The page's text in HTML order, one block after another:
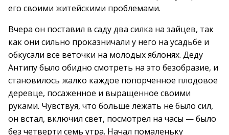
его своими житейскими проблемами.
Вчера он поставил в саду два силка на зайцев, так
как они сильно проказничали у него на усадьбе и
обкусали все веточки на молодых яблонях. Деду
Антипу было обидно смотреть на это безобразие, и
становилось жалко каждое попорченное плодовое
деревце, посаженное и выращенное своими
руками. Чувствуя, что больше лежать не было сил,
он встал, включил свет, посмотрел на часы — было
без четверти семь утра. Начал помаленьку